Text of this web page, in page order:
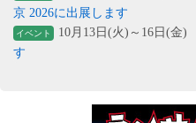
京 2026に出展します
イベント 10月13日(火)～16日(金)
す